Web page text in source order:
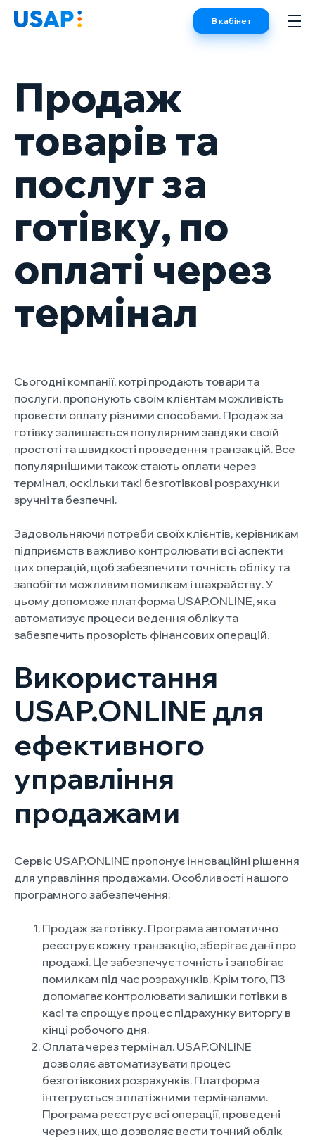
Skip
В кабінет
Продаж
товарів та
послуг за
готівку, по
оплаті через
термінал
Сьогодні компанії, котрі продають товари та
послуги, пропонують своїм клієнтам можливість
провести оплату різними способами. Продаж за
готівку залишається популярним завдяки своїй
простоті та швидкості проведення транзакцій. Все
популярнішими також стають оплати через
термінал, оскільки такі безготівкові розрахунки
зручні та безпечні.
Задовольняючи потреби своїх клієнтів, керівникам
підприємств важливо контролювати всі аспекти
цих операцій, щоб забезпечити точність обліку та
запобігти можливим помилкам і шахрайству. У
цьому допоможе платформа USAP.ONLINE, яка
автоматизує процеси ведення обліку та
забезпечить прозорість фінансових операцій.
Використання
USAP.ONLINE для
ефективного
управління
продажами
Сервіс USAP.ONLINE пропонує інноваційні рішення
для управління продажами. Особливості нашого
програмного забезпечення:
Продаж за готівку. Програма автоматично
реєструє кожну транзакцію, зберігає дані про
продажі. Це забезпечує точність і запобігає
помилкам під час розрахунків. Крім того, ПЗ
допомагає контролювати залишки готівки в
касі та спрощує процес підрахунку виторгу в
кінці робочого дня.
Оплата через термінал. USAP.ONLINE
дозволяє автоматизувати процес
безготівкових розрахунків. Платформа
інтегрується з платіжними терміналами.
Програма реєструє всі операції, проведені
через них, що дозволяє вести точний облік